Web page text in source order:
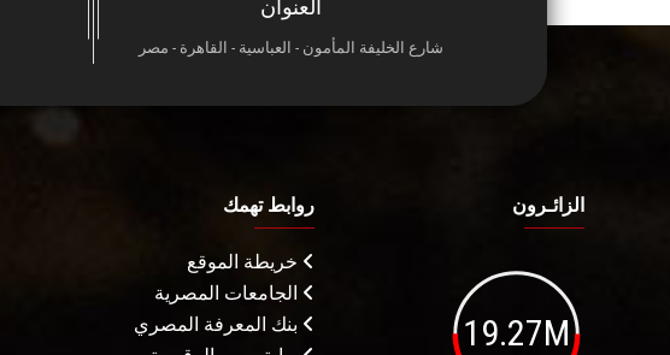
العنوان
شارع الخليفة المأمون - العباسية - القاهرة - مصر
الزائـرون
19.27M
روابط تهمك
خريطة الموقع
الجامعات المصرية
بنك المعرفة المصري